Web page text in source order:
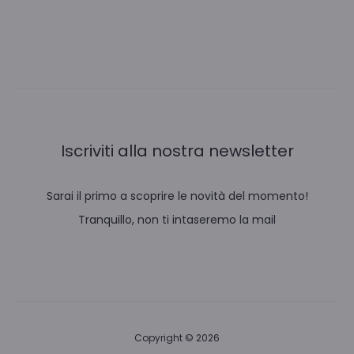
Iscriviti alla nostra newsletter
Sarai il primo a scoprire le novità del momento!
Tranquillo, non ti intaseremo la mail
Copyright © 2026